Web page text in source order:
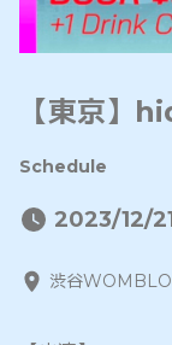
【東京】
Schedule
2023/12/
渋谷